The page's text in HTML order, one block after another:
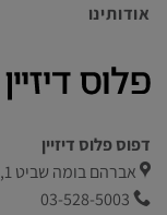
אודותינו
דפוס פלוס דיזיין
אברהם בומה שביט 1, ראשון לציון